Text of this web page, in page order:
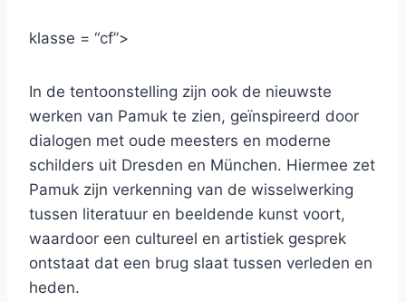
klasse = “cf”>
In de tentoonstelling zijn ook de nieuwste
werken van Pamuk te zien, geïnspireerd door
dialogen met oude meesters en moderne
schilders uit Dresden en München. Hiermee zet
Pamuk zijn verkenning van de wisselwerking
tussen literatuur en beeldende kunst voort,
waardoor een cultureel en artistiek gesprek
ontstaat dat een brug slaat tussen verleden en
heden.